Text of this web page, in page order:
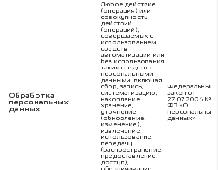
Обработка
персональных
данных
Любое действие
(операция) или
совокупность
действий
(операций),
совершаемых с
использованием
средств
автоматизации или
без использования
таких средств с
персональными
данными, включая
сбор, запись,
систематизацию,
накопление,
хранение,
уточнение
(обновление,
изменение),
извлечение,
использование,
передачу
(распространение,
предоставление,
доступ),
обезличивание,
Федеральный
закон от
27.07.2006 №
ФЗ «О
персональных
данных»